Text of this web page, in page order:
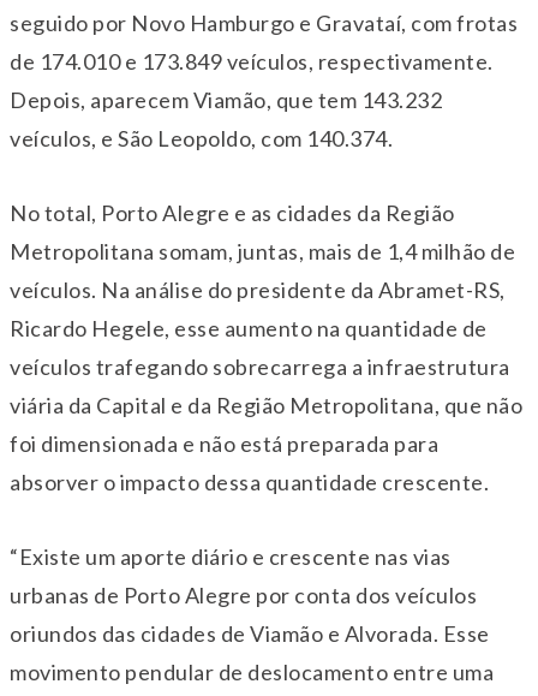
seguido por Novo Hamburgo e Gravataí, com frotas
de 174.010 e 173.849 veículos, respectivamente.
Depois, aparecem Viamão, que tem 143.232
veículos, e São Leopoldo, com 140.374.
No total, Porto Alegre e as cidades da Região
Metropolitana somam, juntas, mais de 1,4 milhão de
veículos. Na análise do presidente da Abramet-RS,
Ricardo Hegele, esse aumento na quantidade de
veículos trafegando sobrecarrega a infraestrutura
viária da Capital e da Região Metropolitana, que não
foi dimensionada e não está preparada para
absorver o impacto dessa quantidade crescente.
“Existe um aporte diário e crescente nas vias
urbanas de Porto Alegre por conta dos veículos
oriundos das cidades de Viamão e Alvorada. Esse
movimento pendular de deslocamento entre uma